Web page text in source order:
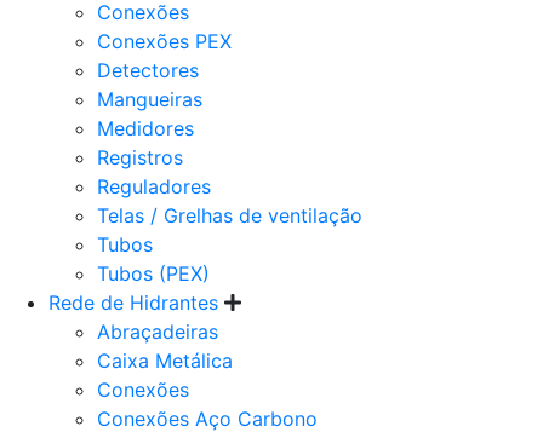
Conexões
Conexões PEX
Detectores
Mangueiras
Medidores
Registros
Reguladores
Telas / Grelhas de ventilação
Tubos
Tubos (PEX)
Rede de Hidrantes
Abraçadeiras
Caixa Metálica
Conexões
Conexões Aço Carbono